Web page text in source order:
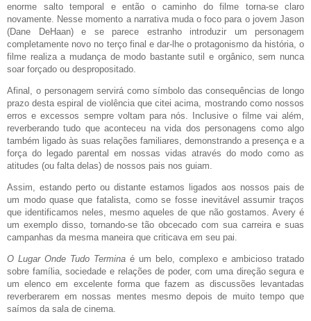
enorme salto temporal e então o caminho do filme torna-se claro
novamente. Nesse momento a narrativa muda o foco para o jovem Jason
(Dane DeHaan) e se parece estranho introduzir um personagem
completamente novo no terço final e dar-lhe o protagonismo da história, o
filme realiza a mudança de modo bastante sutil e orgânico, sem nunca
soar forçado ou despropositado.
Afinal, o personagem servirá como símbolo das consequências de longo
prazo desta espiral de violência que citei acima, mostrando como nossos
erros e excessos sempre voltam para nós. Inclusive o filme vai além,
reverberando tudo que aconteceu na vida dos personagens como algo
também ligado às suas relações familiares, demonstrando a presença e a
força do legado parental em nossas vidas através do modo como as
atitudes (ou falta delas) de nossos pais nos guiam.
Assim, estando perto ou distante estamos ligados aos nossos pais de
um modo quase que fatalista, como se fosse inevitável assumir traços
que identificamos neles, mesmo aqueles de que não gostamos. Avery é
um exemplo disso, tornando-se tão obcecado com sua carreira e suas
campanhas da mesma maneira que criticava em seu pai.
O Lugar Onde Tudo Termina é um belo, complexo e ambicioso tratado
sobre família, sociedade e relações de poder, com uma direção segura e
um elenco em excelente forma que fazem as discussões levantadas
reverberarem em nossas mentes mesmo depois de muito tempo que
saímos da sala de cinema.